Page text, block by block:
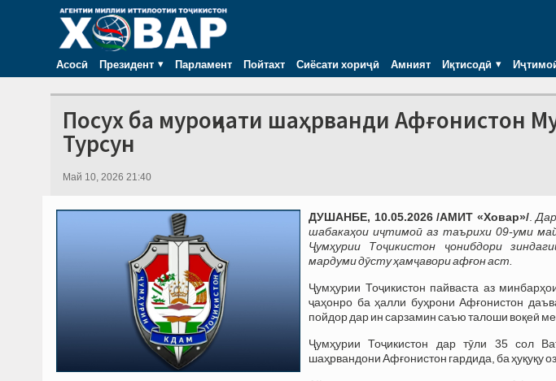
Асосӣ Президент Парламент Пойтахт Сиёсати хориҷӣ Амният Иқтисодӣ
Посух ба муроҷиати шаҳрванди Афғонистон
Турсун
Май 10, 2026 21:40
ДУШАНБЕ, 10.05.2026 /АМИТ «Ховар»/.
шабакаҳои иҷтимоӣ аз таърихи 09-уми
Ҷумҳурии Тоҷикистон ҷонибдори
мардуми дӯсту ҳамҷавори афғон аст.
Ҷумҳурии Тоҷикистон пайваста аз
ҷаҳонро ба ҳалли буҳрони Афғонистон
пойдор дар ин сарзамин саъю талоши воқеӣ
Ҷумҳурии Тоҷикистон дар тӯли 35 сол
шаҳрвандони Афғонистон гардида, ба ҳуқуқу